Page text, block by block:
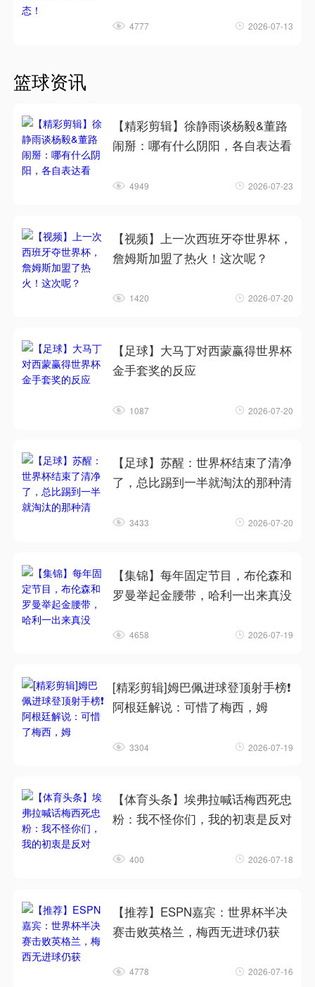
4777 2026-07-13
篮球资讯
【精彩剪辑】徐静雨谈杨毅&董路
闹掰：哪有什么阴阳，各自表达看
4949 2026-07-23
【视频】上一次西班牙夺世界杯，
詹姆斯加盟了热火！这次呢？
1420 2026-07-20
【足球】大马丁对西蒙赢得世界杯
金手套奖的反应
1087 2026-07-20
【足球】苏醒：世界杯结束了清净
了，总比踢到一半就淘汰的那种清
3433 2026-07-20
【集锦】每年固定节目，布伦森和
罗曼举起金腰带，哈利一出来真没
4658 2026-07-19
[精彩剪辑]姆巴佩进球登顶射手榜❗
阿根廷解说：可惜了梅西，姆
3304 2026-07-19
【体育头条】埃弗拉喊话梅西死忠
粉：我不怪你们，我的初衷是反对
400 2026-07-18
【推荐】ESPN嘉宾：世界杯半决
赛击败英格兰，梅西无进球仍获
4778 2026-07-16